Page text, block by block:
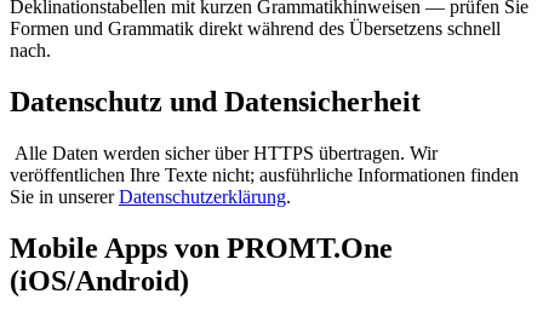
Deklinationstabellen mit kurzen Grammatikhinweisen — prüfen Sie
Formen und Grammatik direkt während des Übersetzens schnell
nach.
Datenschutz und Datensicherheit
Alle Daten werden sicher über HTTPS übertragen. Wir
veröffentlichen Ihre Texte nicht; ausführliche Informationen finden
Sie in unsererDatenschutzerklärung.
Mobile Apps von PROMT.One
(iOS/Android)